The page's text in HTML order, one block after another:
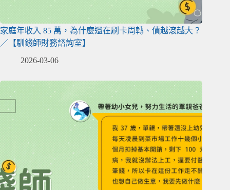
家庭年收入 85 萬，為什麼還在刷卡周轉、債越滾越大？
／【馴錢師財務諮詢室】
2026-03-06